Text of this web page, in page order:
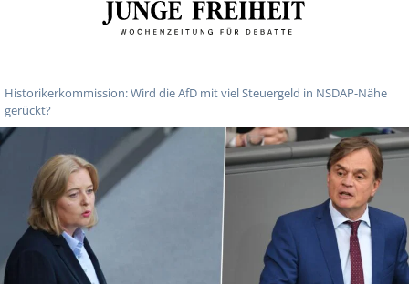
Historikerkommission: Wird die AfD mit viel Steuergeld in NSDAP-Nähe
gerückt?